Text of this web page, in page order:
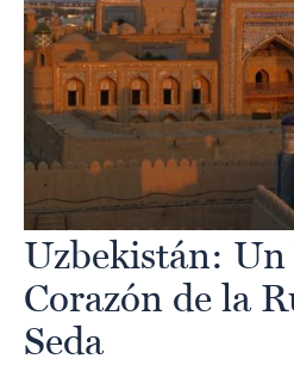
Uzbekistán:
Corazón de la
Seda